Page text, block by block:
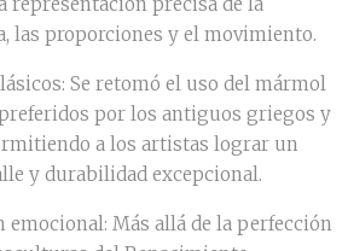
las proporciones y el movimiento.
Se retomó el uso del mármol
por los antiguos griegos y
a los artistas lograr un
y durabilidad excepcional.
emocional: Más allá de la perfección